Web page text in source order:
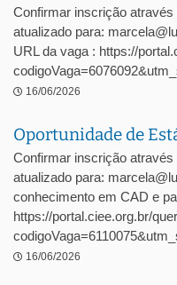
Confirmar inscrição
atualizado para:
URL da vaga : https://
16/06/2026
Oportunidade de
Confirmar inscrição
atualizado para:
conhecimento em CAD e
https://portal.ciee.org.br/
16/06/2026